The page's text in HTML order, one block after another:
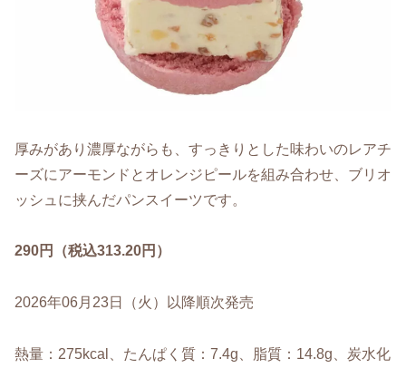
厚みがあり濃厚ながらも、すっきりとした味わいのレアチ
ーズにアーモンドとオレンジピールを組み合わせ、ブリオ
ッシュに挟んだパンスイーツです。
290円（税込313.20円）
2026年06月23日（火）以降順次発売
熱量：275kcal、たんぱく質：7.4g、脂質：14.8g、炭水化